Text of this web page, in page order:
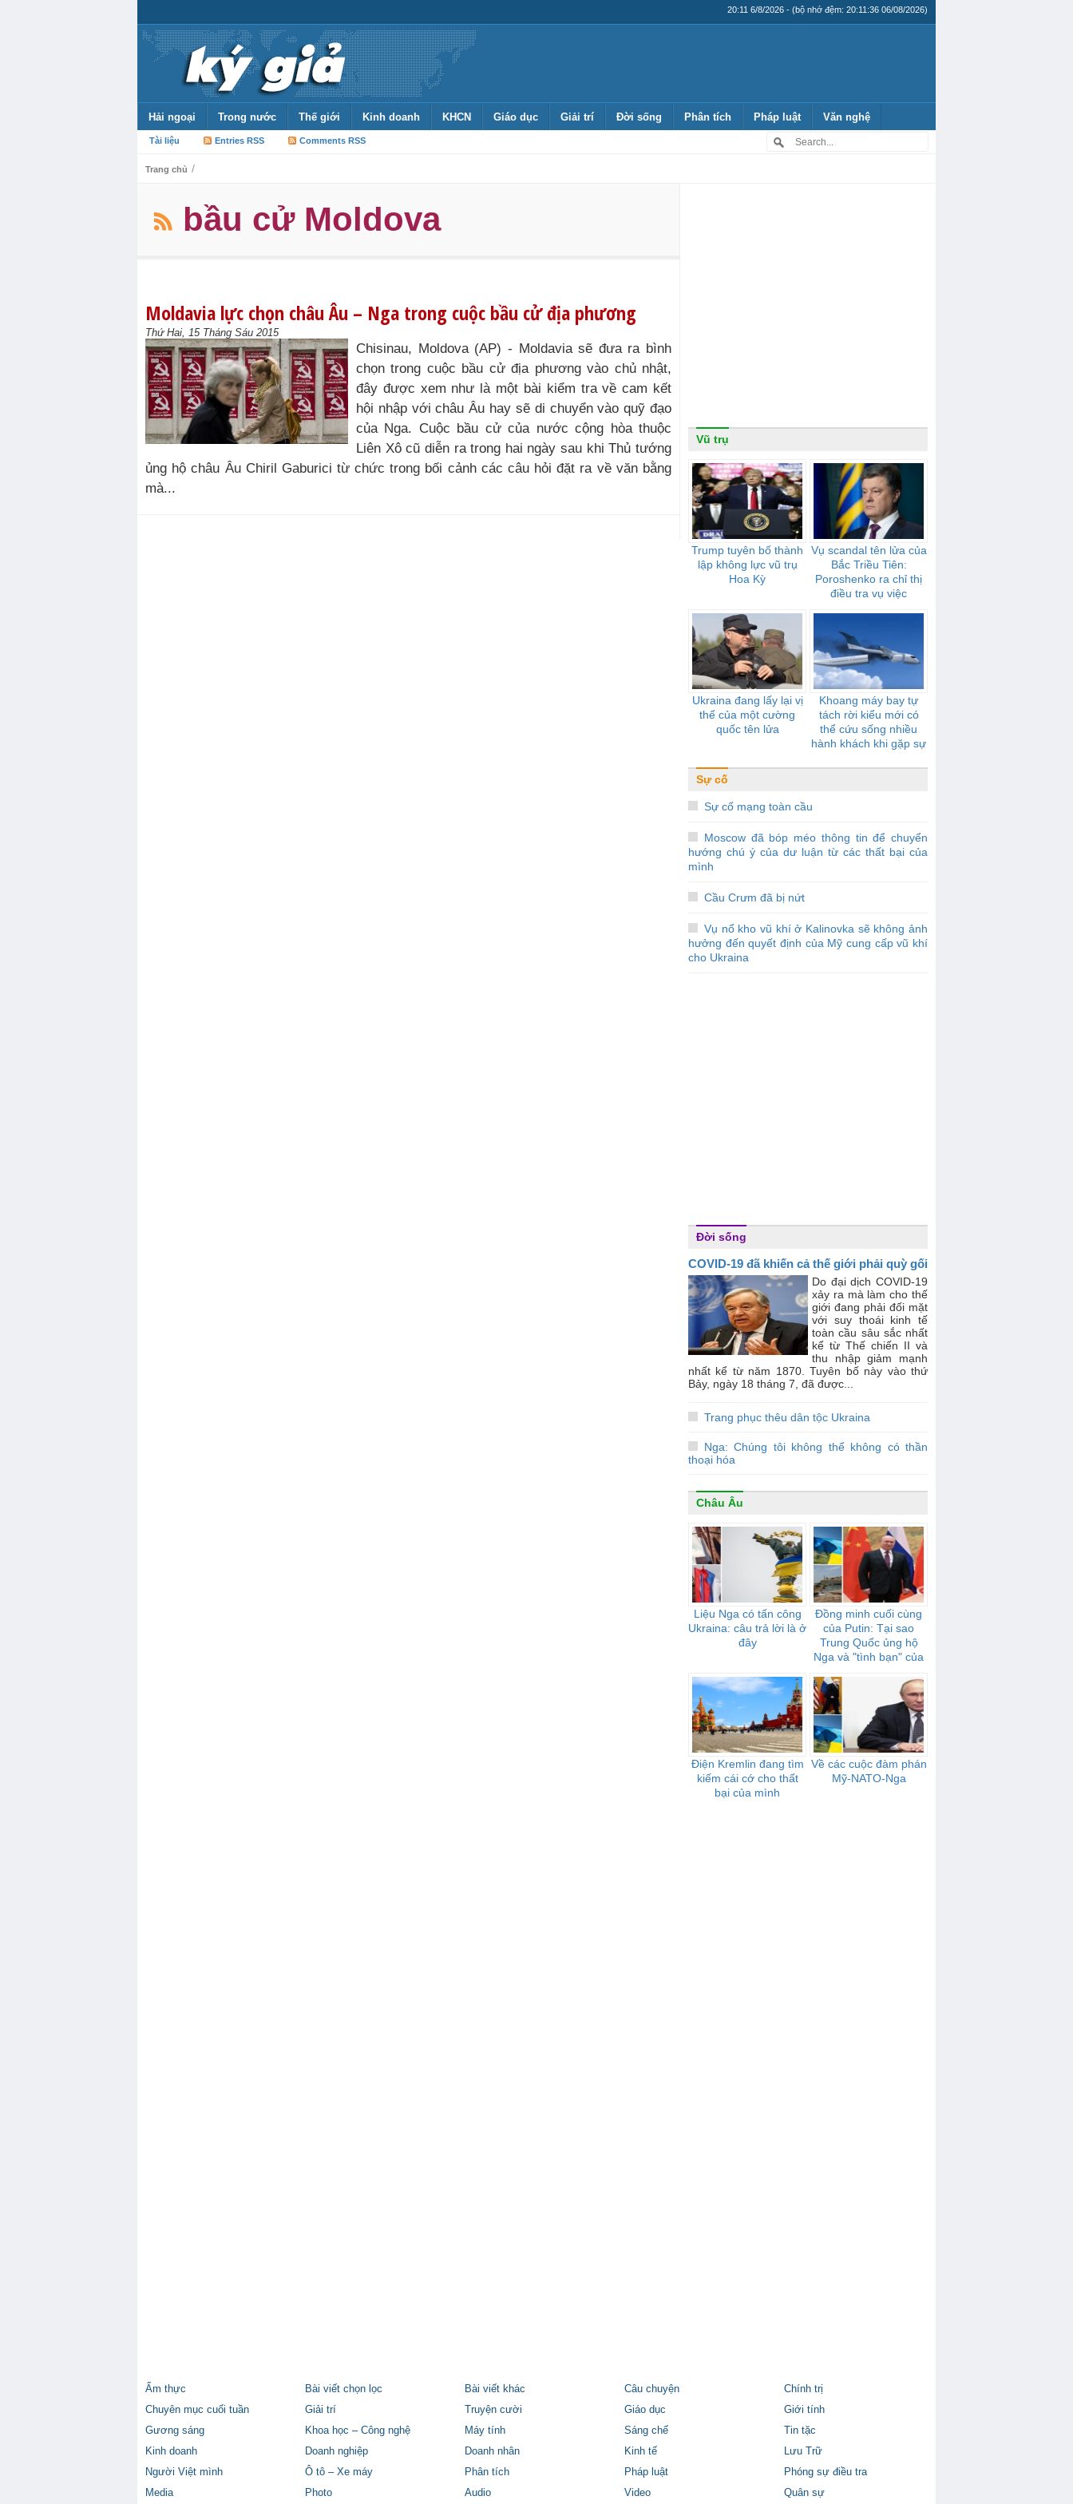
20:11 6/8/2026 - (bộ nhớ đệm: 20:11:36 06/08/2026)
Hải ngoại Trong nước Thế giới Kinh doanh KHCN Giáo dục Giải trí Đời sống Phân tích Pháp luật Văn nghệ
Tài liệu Entries RSS Comments RSS
Trang chủ /
bầu cử Moldova
Moldavia lực chọn châu Âu – Nga trong cuộc bầu cử địa phương
Thứ Hai, 15 Tháng Sáu 2015
Chisinau, Moldova (AP) - Moldavia sẽ đưa ra bình
chọn trong cuộc bầu cử địa phương vào chủ nhật,
đây được xem như là một bài kiểm tra về cam kết
hội nhập với châu Âu hay sẽ di chuyển vào quỹ đạo
của Nga. Cuộc bầu cử của nước cộng hòa thuộc
Liên Xô cũ diễn ra trong hai ngày sau khi Thủ tướng
ủng hộ châu Âu Chiril Gaburici từ chức trong bối cảnh các câu hỏi đặt ra về văn bằng
mà...
Vũ trụ
Trump tuyên bố thành
lập không lực vũ trụ
Hoa Kỳ
Vụ scandal tên lửa của
Bắc Triều Tiên:
Poroshenko ra chỉ thị
điều tra vụ việc
Ukraina đang lấy lại vị
thế của một cường
quốc tên lửa
Khoang máy bay tự
tách rời kiểu mới có
thể cứu sống nhiều
hành khách khi gặp sự
Sự cố
Sự cố mạng toàn cầu
Moscow đã bóp méo thông tin để chuyển
hướng chú ý của dư luận từ các thất bại của
mình
Cầu Crưm đã bị nứt
Vụ nổ kho vũ khí ở Kalinovka sẽ không ảnh
hưởng đến quyết định của Mỹ cung cấp vũ khí
cho Ukraina
Đời sống
COVID-19 đã khiến cả thế giới phải quỳ gối
Do đại dịch COVID-19
xảy ra mà làm cho thế
giới đang phải đối mặt
với suy thoái kinh tế
toàn cầu sâu sắc nhất
kể từ Thế chiến II và
thu nhập giảm mạnh
nhất kể từ năm 1870. Tuyên bố này vào thứ
Bảy, ngày 18 tháng 7, đã được...
Trang phục thêu dân tộc Ukraina
Nga: Chúng tôi không thể không có thần
thoại hóa
Châu Âu
Liệu Nga có tấn công
Ukraina: câu trả lời là ở
đây
Đồng minh cuối cùng
của Putin: Tại sao
Trung Quốc ủng hộ
Nga và "tình bạn" của
Điện Kremlin đang tìm
kiếm cái cớ cho thất
bại của mình
Về các cuộc đàm phán
Mỹ-NATO-Nga
Ẩm thực Bài viết chọn lọc Bài viết khác Câu chuyện
Chính trị
Chuyên mục cuối tuần
Giải trí Truyện cười Giáo dục
Giới tính
Gương sáng
Khoa học – Công nghệ Máy tính Sáng chế
Tin tặc
Kinh doanh
Doanh nghiệp Doanh nhân Kinh tế
Lưu Trữ
Người Việt mình
Ô tô – Xe máy Phân tích Pháp luật
Phóng sự điều tra
Media
Photo Audio Video Quân sự